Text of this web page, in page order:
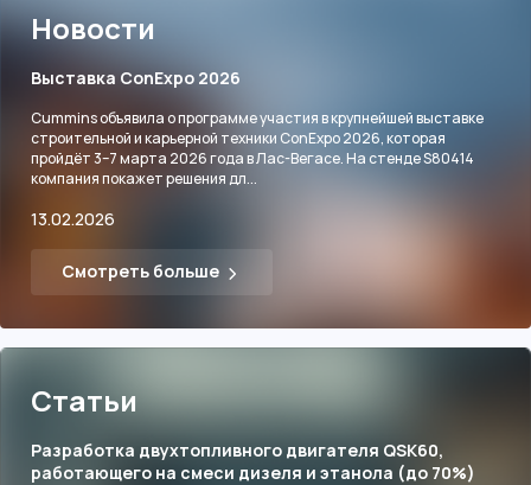
Новости
Выставка ConExpo 2026
Cummins объявила о программе участия в крупнейшей выставке
строительной и карьерной техники ConExpo 2026, которая
пройдёт 3–7 марта 2026 года в Лас-Вегасе. На стенде S80414
компания покажет решения дл...
13.02.2026
Смотреть больше
Статьи
Разработка двухтопливного двигателя QSK60,
работающего на смеси дизеля и этанола (до 70%)